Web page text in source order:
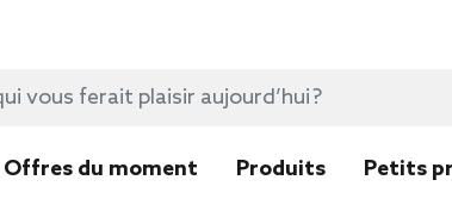
Offres du moment Produits Petits